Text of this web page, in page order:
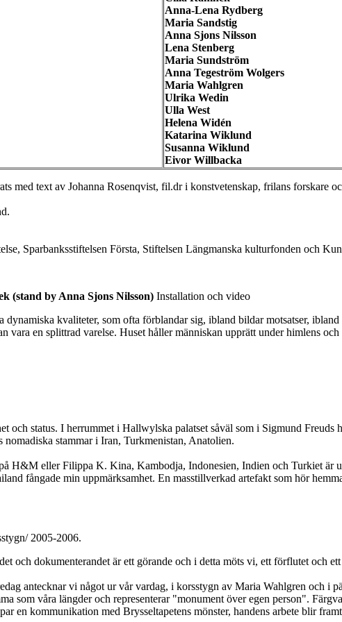
Anna-Lena Rydberg
Maria Sandstig
Anna Sjons Nilsson
Lena Stenberg
Maria Sundström
Anna Tegeström Wolgers
Maria Wahlgren
Ulrika Wedin
Ulla West
Helena Widén
Katarina Wiklund
Susanna Wiklund
Eivor Willbacka
med text av Johanna Rosenqvist, fil.dr i konstvetenskap, frilans forskare
Sparbanksstiftelsen Första, Stiftelsen Längmanska kulturfonden och
(stand by Anna Sjons Nilsson) Installation och video
kvaliteter, som ofta förblandar sig, ibland bildar motsatser,
en splittrad varelse. Huset håller människan upprätt under himlens
och status. I herrummet i Hallwylska palatset såväl som i Sigmund
stammar i Iran, Turkmenistan, Anatolien.
H&M eller Filippa K. Kina, Kambodja, Indonesien, Indien och Turkiet är
fångade min uppmärksamhet. En masstillverkad artefakt som hör
2005-2006.
och dokumenterandet är ett görande och i detta möts vi, ett förflutet och
antecknar vi något ur vår vardag, i korsstygn av Maria Wahlgren och i
som våra längder och representerar "monument över egen person".
en kommunikation med Brysseltapetens mönster, handens arbete blir